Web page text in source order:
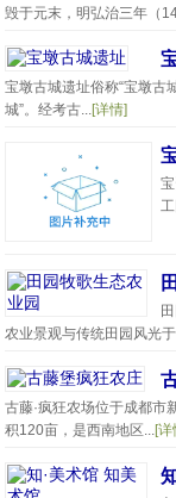
毁于元末，明弘治三年（
宝墩古城遗址俗称“宝墩古
城”。经考古...[详情]
农业景观与传统田园风光
古藤·疯狂农场位于成都市
积120亩，是西南地区...[详